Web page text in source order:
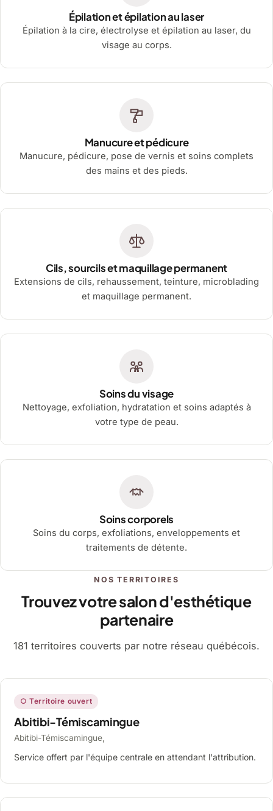
Épilation et épilation au laser
Épilation à la cire, électrolyse et épilation au laser, du
visage au corps.
Manucure et pédicure
Manucure, pédicure, pose de vernis et soins complets
des mains et des pieds.
Cils, sourcils et maquillage permanent
Extensions de cils, rehaussement, teinture, microblading
et maquillage permanent.
Soins du visage
Nettoyage, exfoliation, hydratation et soins adaptés à
votre type de peau.
Soins corporels
Soins du corps, exfoliations, enveloppements et
traitements de détente.
NOS TERRITOIRES
Trouvez votre salon d'esthétique
partenaire
181 territoires couverts par notre réseau québécois.
○ Territoire ouvert
Abitibi-Témiscamingue
Abitibi-Témiscamingue,
Service offert par l'équipe centrale en attendant l'attribution.